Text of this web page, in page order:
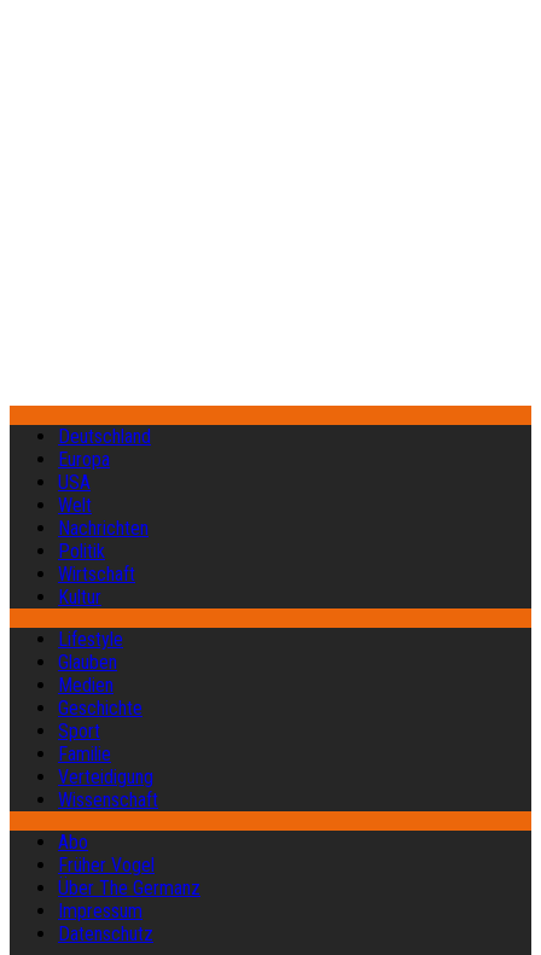
Deutschland
Europa
USA
Welt
Nachrichten
Politik
Wirtschaft
Kultur
Lifestyle
Glauben
Medien
Geschichte
Sport
Familie
Verteidigung
Wissenschaft
Abo
Früher Vogel
Über The Germanz
Impressum
Datenschutz